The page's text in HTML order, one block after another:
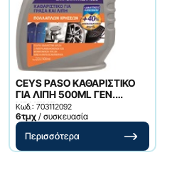
CEYS PASO ΚΑΘΑΡΙΣΤΙΚΟ
ΓΙΑ ΛΙΠΗ 500ML ΓΕΝ.
ΧΡΗΣΗΣ
Κωδ.: 703112092
6τμχ / συσκευασία
Περισσότερα